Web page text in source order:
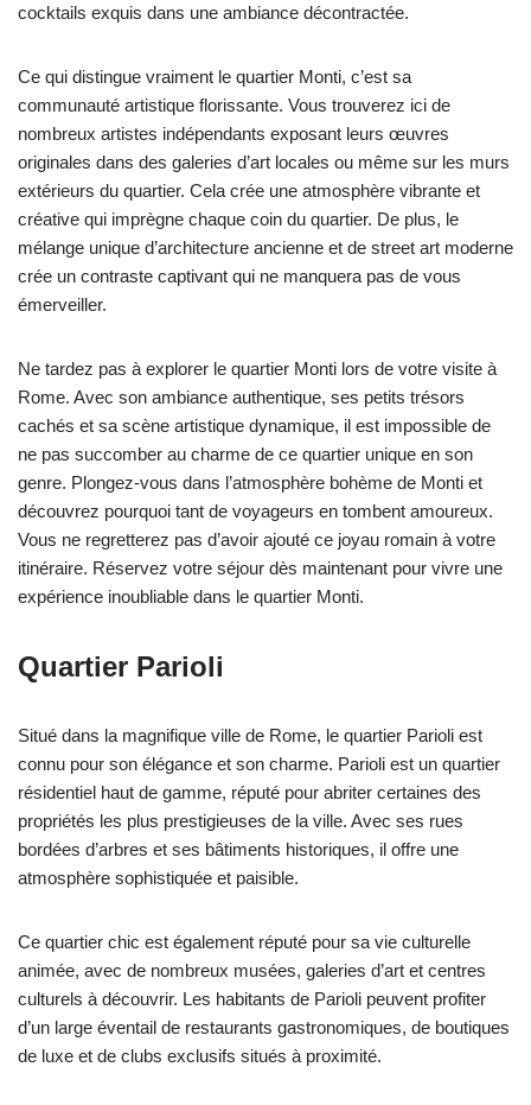
cocktails exquis dans une ambiance décontractée.
Ce qui distingue vraiment le quartier Monti, c’est sa
communauté artistique florissante. Vous trouverez ici de
nombreux artistes indépendants exposant leurs œuvres
originales dans des galeries d’art locales ou même sur les murs
extérieurs du quartier. Cela crée une atmosphère vibrante et
créative qui imprègne chaque coin du quartier. De plus, le
mélange unique d’architecture ancienne et de street art moderne
crée un contraste captivant qui ne manquera pas de vous
émerveiller.
Ne tardez pas à explorer le quartier Monti lors de votre visite à
Rome. Avec son ambiance authentique, ses petits trésors
cachés et sa scène artistique dynamique, il est impossible de
ne pas succomber au charme de ce quartier unique en son
genre. Plongez-vous dans l’atmosphère bohème de Monti et
découvrez pourquoi tant de voyageurs en tombent amoureux.
Vous ne regretterez pas d’avoir ajouté ce joyau romain à votre
itinéraire. Réservez votre séjour dès maintenant pour vivre une
expérience inoubliable dans le quartier Monti.
Quartier Parioli
Situé dans la magnifique ville de Rome, le quartier Parioli est
connu pour son élégance et son charme. Parioli est un quartier
résidentiel haut de gamme, réputé pour abriter certaines des
propriétés les plus prestigieuses de la ville. Avec ses rues
bordées d’arbres et ses bâtiments historiques, il offre une
atmosphère sophistiquée et paisible.
Ce quartier chic est également réputé pour sa vie culturelle
animée, avec de nombreux musées, galeries d’art et centres
culturels à découvrir. Les habitants de Parioli peuvent profiter
d’un large éventail de restaurants gastronomiques, de boutiques
de luxe et de clubs exclusifs situés à proximité.